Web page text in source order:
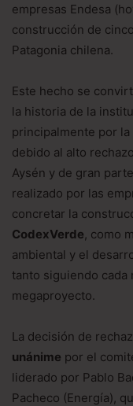
empresas Endesa
construcción de
Patagonia chilena.
Este hecho se
la historia de la
principalmente por
debido al alto
Aysén y de gran
realizado por las
concretar la
CodexVerde, como
ambiental y el
tanto siguiendo
megaproyecto.
La decisión de
unánime por el
liderado por Pablo
Pacheco (Energía),